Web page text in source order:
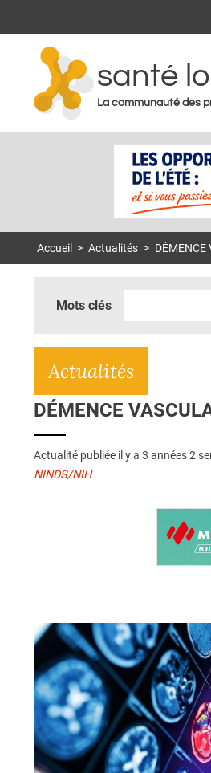
santé
La communauté des
Accueil > Actualités >
Mots clés
Actualités
DÉMENCE
Actualité publiée il y a 3 années 2
NINDS/NIH